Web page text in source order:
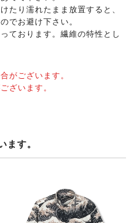
たり濡れたまま放置すると、
でお避け下さい。
ております。繊維の特性とし
がございます。
ざいます。
ます。